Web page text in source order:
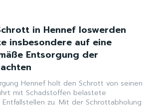
in Hennef loswerden
insbesondere auf eine
Entsorgung der
Hennef holt den Schrott von seinen
mit Schadstoffen belastete
Mit der Schrottabholung